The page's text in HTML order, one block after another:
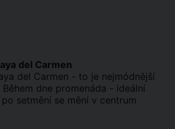
del Carmen
del Carmen - to je nejmódnější
Během dne promenáda - ideální
setmění se mění v centrum